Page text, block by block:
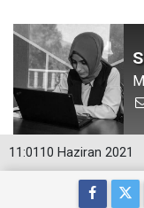
11:01 10 Haziran 2021